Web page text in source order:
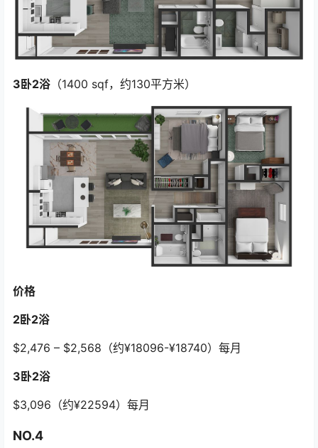
3卧2浴 （1400 sqf，约130平方米）
价格
2卧2浴
$2,476 – $2,568（约¥18096-¥18740）每月
3卧2浴
$3,096（约¥22594）每月
NO.4